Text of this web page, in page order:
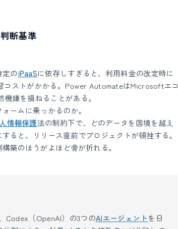
断基準
のiPaaSに依存しすぎると、利用料金の改定時に
コストがかかる。Power AutomateはMicrosoftエコ
機嫌を損ねることがある。
ームに乗っかるのか。
情報保護法の制約下で、どのデータを国境を越え
ると、リリース直前でプロジェクトが頓挫する。
築のほうがよほど骨が折れる。
Codex（OpenAI）の3つのAIエージェント を日